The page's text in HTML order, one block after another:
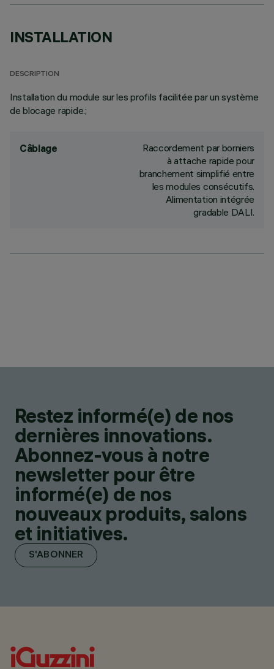
INSTALLATION
DESCRIPTION
Installation du module sur les profils facilitée par un système
de blocage rapide.;
Câblage
Raccordement par borniers
à attache rapide pour
branchement simplifié entre
les modules consécutifs.
Alimentation intégrée
gradable DALI.
Restez informé(e) de nos
dernières innovations.
Abonnez-vous à notre
newsletter pour être
informé(e) de nos
nouveaux produits, salons
et initiatives.
S'ABONNER